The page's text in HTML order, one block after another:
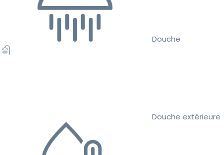
Douche
Douche extérieure